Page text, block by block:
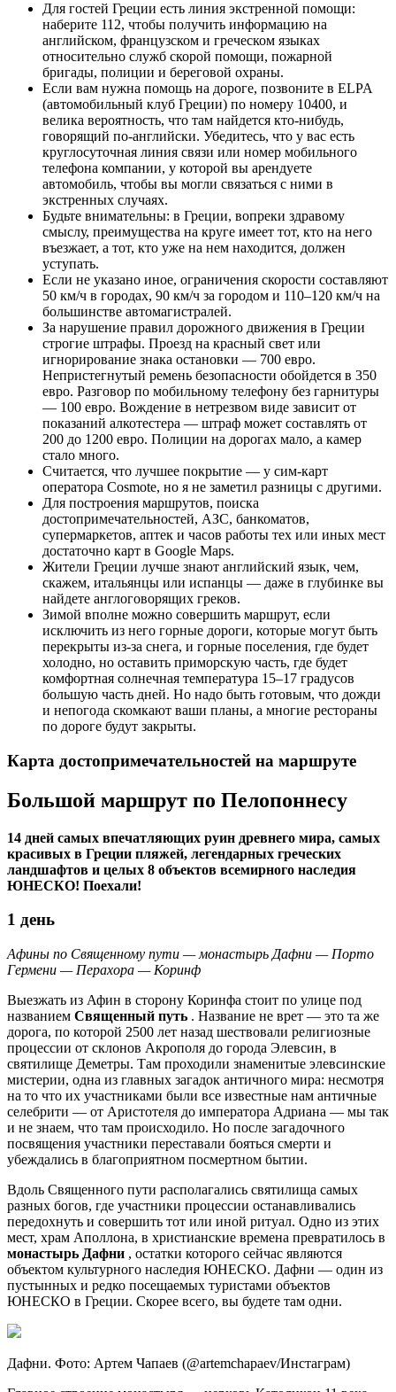
Для гостей Греции есть линия экстренной помощи:
наберите 112, чтобы получить информацию на
английском, французском и греческом языках
относительно служб скорой помощи, пожарной
бригады, полиции и береговой охраны.
Если вам нужна помощь на дороге, позвоните в ELPA
(автомобильный клуб Греции) по номеру 10400, и
велика вероятность, что там найдется кто-нибудь,
говорящий по-английски. Убедитесь, что у вас есть
круглосуточная линия связи или номер мобильного
телефона компании, у которой вы арендуете
автомобиль, чтобы вы могли связаться с ними в
экстренных случаях.
Будьте внимательны: в Греции, вопреки здравому
смыслу, преимущества на круге имеет тот, кто на него
въезжает, а тот, кто уже на нем находится, должен
уступать.
Если не указано иное, ограничения скорости составляют
50 км/ч в городах, 90 км/ч за городом и 110–120 км/ч на
большинстве автомагистралей.
За нарушение правил дорожного движения в Греции
строгие штрафы. Проезд на красный свет или
игнорирование знака остановки — 700 евро.
Непристегнутый ремень безопасности обойдется в 350
евро. Разговор по мобильному телефону без гарнитуры
— 100 евро. Вождение в нетрезвом виде зависит от
показаний алкотестера — штраф может составлять от
200 до 1200 евро. Полиции на дорогах мало, а камер
стало много.
Считается, что лучшее покрытие — у сим-карт
оператора Cosmote, но я не заметил разницы с другими.
Для построения маршрутов, поиска
достопримечательностей, АЗС, банкоматов,
супермаркетов, аптек и часов работы тех или иных мест
достаточно карт в Google Maps.
Жители Греции лучше знают английский язык, чем,
скажем, итальянцы или испанцы — даже в глубинке вы
найдете англоговорящих греков.
Зимой вполне можно совершить маршрут, если
исключить из него горные дороги, которые могут быть
перекрыты из-за снега, и горные поселения, где будет
холодно, но оставить приморскую часть, где будет
комфортная солнечная температура 15–17 градусов
большую часть дней. Но надо быть готовым, что дожди
и непогода скомкают ваши планы, а многие рестораны
по дороге будут закрыты.
Карта достопримечательностей на маршруте
Большой маршрут по Пелопоннесу
14 дней самых впечатляющих руин древнего мира, самых
красивых в Греции пляжей, легендарных греческих
ландшафтов и целых 8 объектов всемирного наследия
ЮНЕСКО! Поехали!
1 день
Афины по Священному пути — монастырь Дафни — Порто
Гермени — Перахора — Коринф
Выезжать из Афин в сторону Коринфа стоит по улице под
названием Священный путь . Название не врет — это та же
дорога, по которой 2500 лет назад шествовали религиозные
процессии от склонов Акрополя до города Элевсин, в
святилище Деметры. Там проходили знаменитые элевсинские
мистерии, одна из главных загадок античного мира: несмотря
на то что их участниками были все известные нам античные
селебрити — от Аристотеля до императора Адриана — мы так
и не знаем, что там происходило. Но после загадочного
посвящения участники переставали бояться смерти и
убеждались в благоприятном посмертном бытии.
Вдоль Священного пути располагались святилища самых
разных богов, где участники процессии останавливались
передохнуть и совершить тот или иной ритуал. Одно из этих
мест, храм Аполлона, в христианские времена превратилось в
монастырь Дафни , остатки которого сейчас являются
объектом культурного наследия ЮНЕСКО. Дафни — один из
пустынных и редко посещаемых туристами объектов
ЮНЕСКО в Греции. Скорее всего, вы будете там одни.
Дафни. Фото: Артем Чапаев (@artemchapaev/Инстаграм)